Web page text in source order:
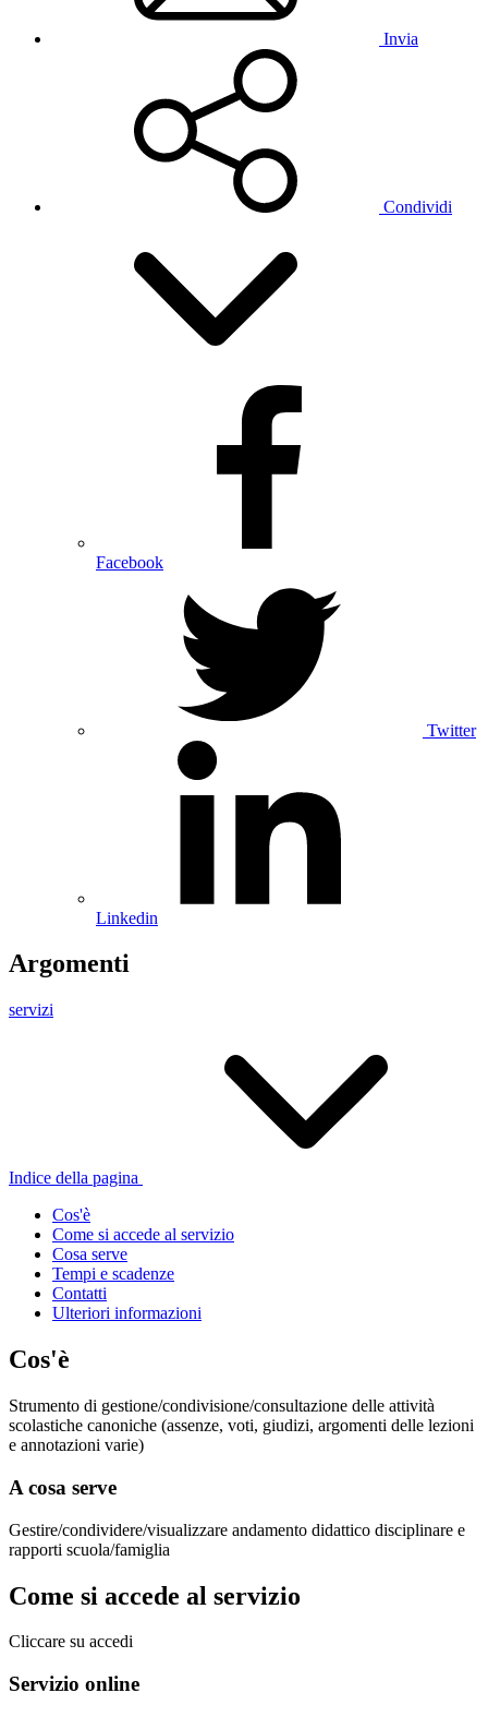
Invia
Condividi
Facebook
Twitter
Linkedin
Argomenti
servizi
Indice della pagina
Cos'è
Come si accede al servizio
Cosa serve
Tempi e scadenze
Contatti
Ulteriori informazioni
Cos'è
Strumento di gestione/condivisione/consultazione delle attività
scolastiche canoniche (assenze, voti, giudizi, argomenti delle lezioni
e annotazioni varie)
A cosa serve
Gestire/condividere/visualizzare andamento didattico disciplinare e
rapporti scuola/famiglia
Come si accede al servizio
Cliccare su accedi
Servizio online